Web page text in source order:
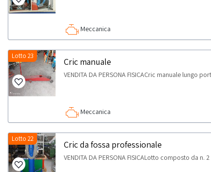
Meccanica
Lotto 23
Cric manuale
VENDITA DA PERSONA FISICACric manuale lungo
Meccanica
Lotto 22
Cric da fossa professionale
VENDITA DA PERSONA FISICALotto composto da